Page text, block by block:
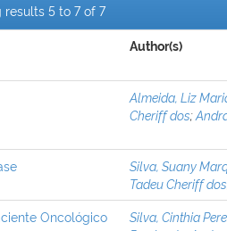
results 5 to 7 of 7
Author(s)
Almeida, Liz
Cheriff dos;
Silva, Suany
Tadeu Cheriff dos
Oncológico Silva, Cinthia